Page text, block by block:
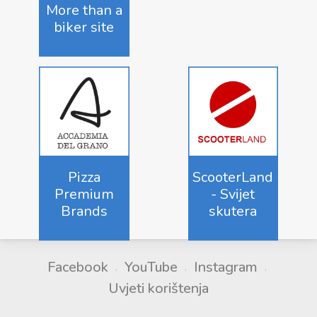
More than a
biker site
Pizza
Premium
Brands
ScooterLand
- Svijet
skutera
Facebook YouTube
Instagram
Uvjeti korištenja